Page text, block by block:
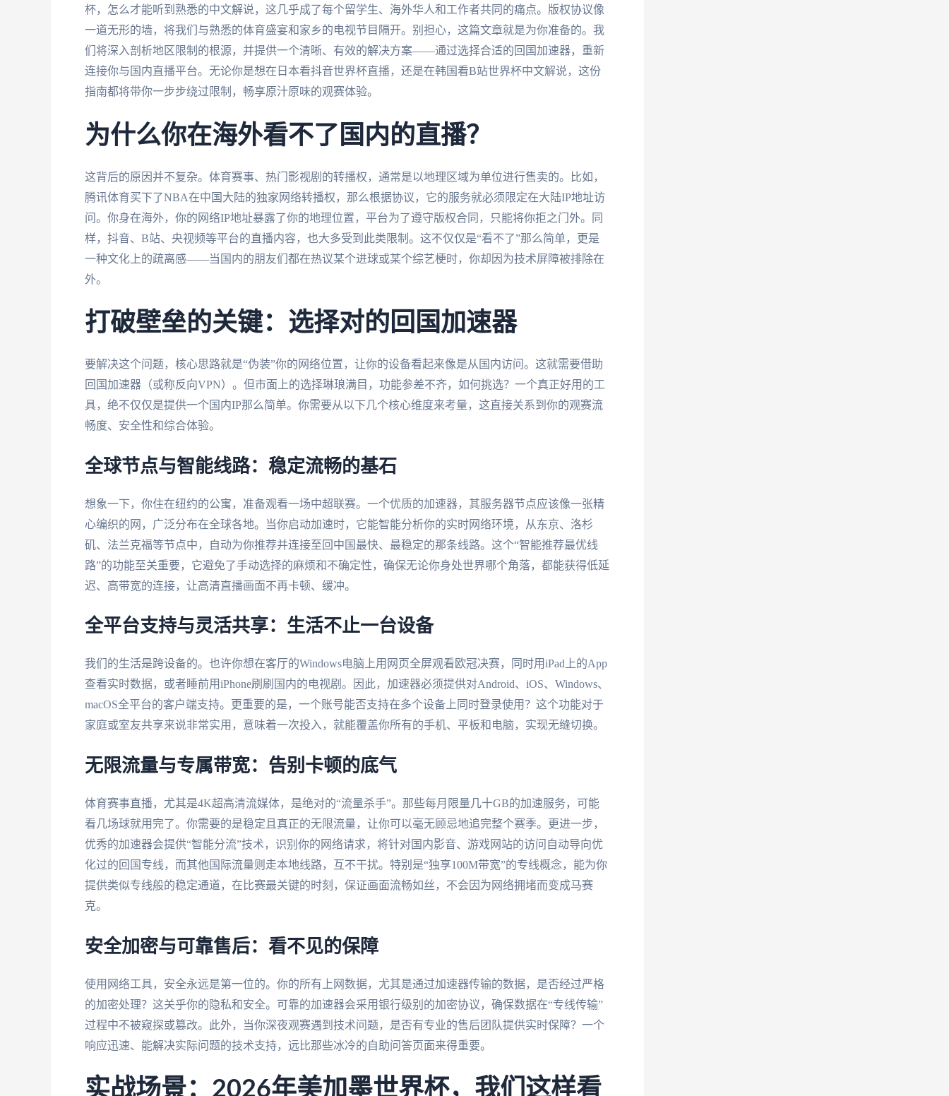
杯，怎么才能听到熟悉的中文解说，这几乎成了每个留学生、海外华人和工作者共同的痛点。版权协议像
一道无形的墙，将我们与熟悉的体育盛宴和家乡的电视节目隔开。别担心，这篇文章就是为你准备的。我
们将深入剖析地区限制的根源，并提供一个清晰、有效的解决方案——通过选择合适的回国加速器，重新
连接你与国内直播平台。无论你是想在日本看抖音世界杯直播，还是在韩国看B站世界杯中文解说，这份
指南都将带你一步步绕过限制，畅享原汁原味的观赛体验。
为什么你在海外看不了国内的直播？
这背后的原因并不复杂。体育赛事、热门影视剧的转播权，通常是以地理区域为单位进行售卖的。比如，
腾讯体育买下了NBA在中国大陆的独家网络转播权，那么根据协议，它的服务就必须限定在大陆IP地址访
问。你身在海外，你的网络IP地址暴露了你的地理位置，平台为了遵守版权合同，只能将你拒之门外。同
样，抖音、B站、央视频等平台的直播内容，也大多受到此类限制。这不仅仅是“看不了”那么简单，更是
一种文化上的疏离感——当国内的朋友们都在热议某个进球或某个综艺梗时，你却因为技术屏障被排除在
外。
打破壁垒的关键：选择对的回国加速器
要解决这个问题，核心思路就是“伪装”你的网络位置，让你的设备看起来像是从国内访问。这就需要借助
回国加速器（或称反向VPN）。但市面上的选择琳琅满目，功能参差不齐，如何挑选？一个真正好用的工
具，绝不仅仅是提供一个国内IP那么简单。你需要从以下几个核心维度来考量，这直接关系到你的观赛流
畅度、安全性和综合体验。
全球节点与智能线路：稳定流畅的基石
想象一下，你住在纽约的公寓，准备观看一场中超联赛。一个优质的加速器，其服务器节点应该像一张精
心编织的网，广泛分布在全球各地。当你启动加速时，它能智能分析你的实时网络环境，从东京、洛杉
矶、法兰克福等节点中，自动为你推荐并连接至回中国最快、最稳定的那条线路。这个“智能推荐最优线
路”的功能至关重要，它避免了手动选择的麻烦和不确定性，确保无论你身处世界哪个角落，都能获得低延
迟、高带宽的连接，让高清直播画面不再卡顿、缓冲。
全平台支持与灵活共享：生活不止一台设备
我们的生活是跨设备的。也许你想在客厅的Windows电脑上用网页全屏观看欧冠决赛，同时用iPad上的App
查看实时数据，或者睡前用iPhone刷刷国内的电视剧。因此，加速器必须提供对Android、iOS、Windows、
macOS全平台的客户端支持。更重要的是，一个账号能否支持在多个设备上同时登录使用？这个功能对于
家庭或室友共享来说非常实用，意味着一次投入，就能覆盖你所有的手机、平板和电脑，实现无缝切换。
无限流量与专属带宽：告别卡顿的底气
体育赛事直播，尤其是4K超高清流媒体，是绝对的“流量杀手”。那些每月限量几十GB的加速服务，可能
看几场球就用完了。你需要的是稳定且真正的无限流量，让你可以毫无顾忌地追完整个赛季。更进一步，
优秀的加速器会提供“智能分流”技术，识别你的网络请求，将针对国内影音、游戏网站的访问自动导向优
化过的回国专线，而其他国际流量则走本地线路，互不干扰。特别是“独享100M带宽”的专线概念，能为你
提供类似专线般的稳定通道，在比赛最关键的时刻，保证画面流畅如丝，不会因为网络拥堵而变成马赛
克。
安全加密与可靠售后：看不见的保障
使用网络工具，安全永远是第一位的。你的所有上网数据，尤其是通过加速器传输的数据，是否经过严格
的加密处理？这关乎你的隐私和安全。可靠的加速器会采用银行级别的加密协议，确保数据在“专线传输”
过程中不被窥探或篡改。此外，当你深夜观赛遇到技术问题，是否有专业的售后团队提供实时保障？一个
响应迅速、能解决实际问题的技术支持，远比那些冰冷的自助问答页面来得重要。
实战场景：2026年美加墨世界杯，我们这样看